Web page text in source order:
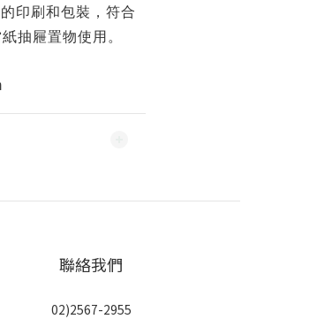
印刷和包裝，符合
抽屜置物使用。
聯絡我們
02)2567-2955